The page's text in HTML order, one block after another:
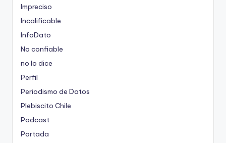
Impreciso
Incalificable
InfoDato
No confiable
no lo dice
Perfil
Periodismo de Datos
Plebiscito Chile
Podcast
Portada